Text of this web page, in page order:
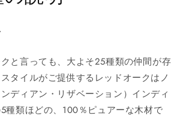
と言っても、大よそ25種類の仲間が存
タイルがご提供するレッドオークはノ
ディアン・リザベーション）インディ
種類ほどの、100％ピュアーな木材で